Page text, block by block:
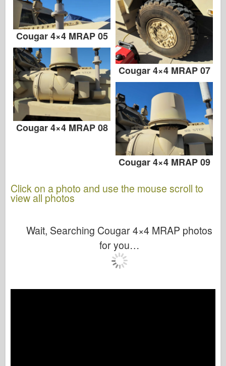
Cougar 4×4 MRAP 05
Cougar 4×4 MRAP 07
Cougar 4×4 MRAP 08
Cougar 4×4 MRAP 09
Click on a photo and use the mouse scroll to
view all photos
Wait, Searching Cougar 4×4 MRAP photos
for you…